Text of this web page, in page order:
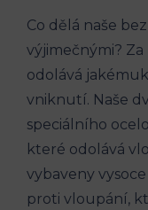
Co dělá naše
výjimečnými?
odolává
vniknutí. Naše
speciálního
které odolává
vybaveny
proti vloupání,